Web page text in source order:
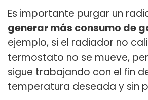
Es importante purgar un
generar más consumo de
ejemplo, si el radiador no
termostato no se mueve,
sigue trabajando con el fin
temperatura deseada y sin